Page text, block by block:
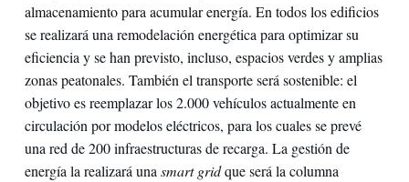
almacenamiento para acumular energía. En todos los edificios
se realizará una remodelación energética para optimizar su
eficiencia y se han previsto, incluso, espacios verdes y amplias
zonas peatonales. También el transporte será sostenible: el
objetivo es reemplazar los 2.000 vehículos actualmente en
circulación por modelos eléctricos, para los cuales se prevé
una red de 200 infraestructuras de recarga. La gestión de
energía la realizará una smart gridque será la columna